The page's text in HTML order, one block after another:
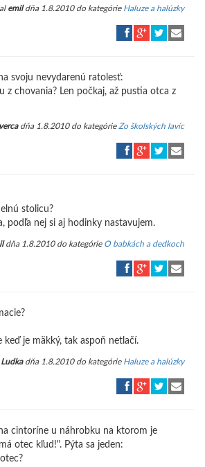
emildňa 1.8.2010 do kategórie Haluze a halúzky
svoju nevydarenú ratolesť:
z chovania? Len počkaj, až pustia otca z
vercadňa 1.8.2010 do kategórie Zo školských lavíc
stolicu?
podľa nej si aj hodinky nastavujem.
dňa 1.8.2010 do kategórie O babkách a dedkoch
keď je mäkký, tak aspoň netlačí.
Ludkadňa 1.8.2010 do kategórie Haluze a halúzky
cintoríne u náhrobku na ktorom je
otec kľud!". Pýta sa jeden: